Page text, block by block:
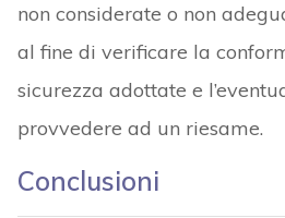
non considerate o non
al fine di verificare la
sicurezza adottate e
provvedere ad un riesame.
Conclusioni